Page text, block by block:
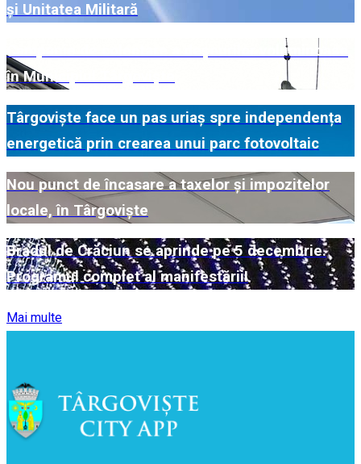
și Unitatea Militară
Campanie de colectare a deșeurilor voluminoase
în Municipiul Târgoviște
Târgoviște face un pas uriaș spre independența
energetică prin crearea unui parc fotovoltaic
Nou punct de încasare a taxelor și impozitelor
locale, în Târgoviște
Bradul de Crăciun se aprinde pe 5 decembrie.
Programul complet al manifestării!
Mai multe